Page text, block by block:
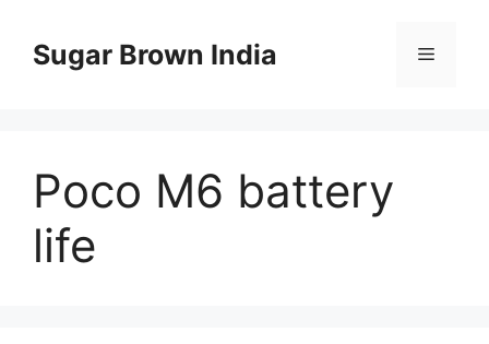
contentSugar Brown India Menu
Poco M6 battery
life